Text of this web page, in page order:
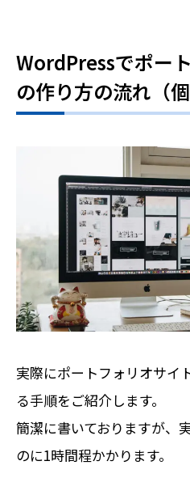
WordPressでポー
の作り方の流れ（
実際にポートフォリオサイ
る手順をご紹介します。
簡潔に書いておりますが、
のに1時間程かかります。